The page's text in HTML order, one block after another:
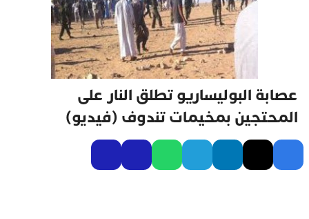
عصابة البوليساريو تطلق النار على
المحتجين بمخيمات تندوف (فيديو)